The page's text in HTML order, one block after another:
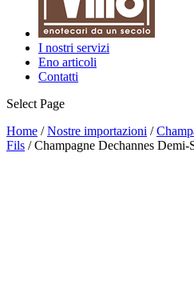
I nostri servizi
Eno articoli
Contatti
Select Page
Home /Nostre importazioni /
Fils / Champagne Dechannes Demi-